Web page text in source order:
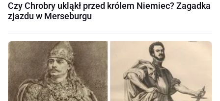
Czy Chrobry ukląkł przed królem Niemiec? Zagadka
zjazdu w Merseburgu